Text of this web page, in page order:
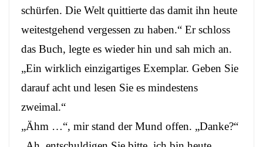
schürfen. Die Welt quittierte das damit ihn heute
weitestgehend vergessen zu haben.“ Er schloss
das Buch, legte es wieder hin und sah mich an.
„Ein wirklich einzigartiges Exemplar. Geben Sie
darauf acht und lesen Sie es mindestens
zweimal.“
„Ähm …“, mir stand der Mund offen. „Danke?“